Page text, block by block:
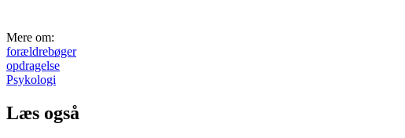
Mere om:
forældrebøger
opdragelse
Psykologi
Læs også